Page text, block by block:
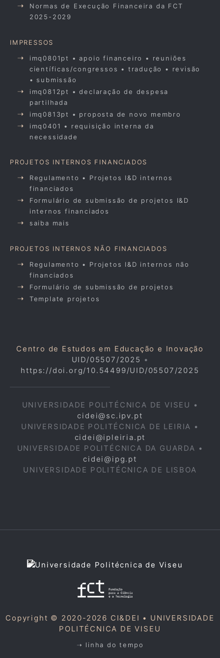
Normas de Execução Financeira da FCT
2025-2029
IMPRESSOS
imq0801pt • apoio financeiro • reuniões
científicas/congressos • tradução • revisão
• submissão
imq0812pt • declaração de despesa
partilhada
imq0813pt • proposta de novo membro
imq0401 • requisição interna da
necessidade
PROJETOS INTERNOS FINANCIADOS
Regulamento • Projetos I&D internos
financiados
Formulário de submissão de projetos I&D
internos financiados
saiba mais
PROJETOS INTERNOS NÃO FINANCIADOS
Regulamento • Projetos I&D internos não
financiados
Formulário de submissão de projetos
Template projetos
Centro de Estudos em Educação e Inovação
UID/05507/2025 •
https://doi.org/10.54499/UID/05507/2025
UNIVERSIDADE POLITÉCNICA DE VISEU •
cidei@sc.ipv.pt
UNIVERSIDADE POLITÉCNICA DE LEIRIA •
cidei@ipleiria.pt
UNIVERSIDADE POLITÉCNICA DA GUARDA •
cidei@ipg.pt
UNIVERSIDADE POLITÉCNICA DE LISBOA
Copyright © 2020-2026 CI&DEI • UNIVERSIDADE
POLITÉCNICA DE VISEU
➝ linha do tempo